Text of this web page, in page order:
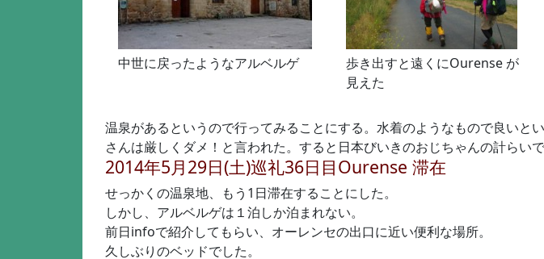
中世に戻ったようなアルベルゲ
歩き出すと遠くにOurense が
見えた
温泉があるというので行ってみることにする。水着のようなもので良い
さんは厳しくダメ！と言われた。すると日本びいきのおじちゃんの計らい
2014年5月29日(土)巡礼36日目Ourense 滞在
せっかくの温泉地、もう1日滞在することにした。
しかし、アルベルゲは１泊しか泊まれない。
前日infoで紹介してもらい、オーレンセの出口に近い便利な場所。
久しぶりのベッドでした。